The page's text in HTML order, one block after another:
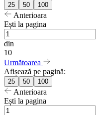
25 50 100
Anterioara
Ești la pagina
din
10
Următoarea
Afișează pe pagină:
25 50 100
Anterioara
Ești la pagina